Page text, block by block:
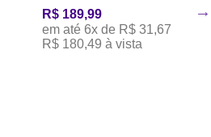
R$ 189,99
em até 6x de R$ 31,67
R$ 180,49 à vista